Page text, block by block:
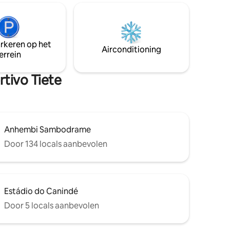
m van
Serra
Metro, Tietê Rodoviária, Canindé,
Sambódromo, Holiday inn, Campo de
Marte, APCD... -Pão de Açúcar,
Americanas, King of Mate, Burger King,
op het
Airconditioning
Tiete
Anhembi Sambodrame
Door 134 locals aanbevolen
Estádio do Canindé
Door 5 locals aanbevolen